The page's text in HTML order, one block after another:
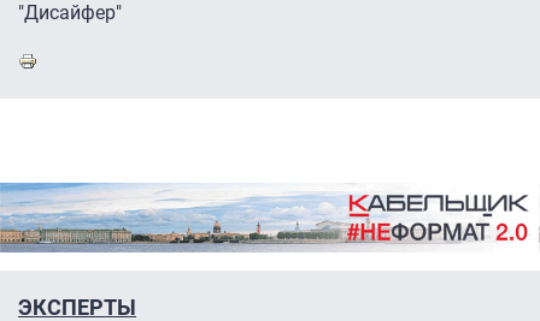
"Дисайфер"
ЭКСПЕРТЫ